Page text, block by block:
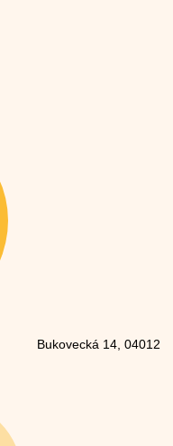
Bukovecká 14, 04012